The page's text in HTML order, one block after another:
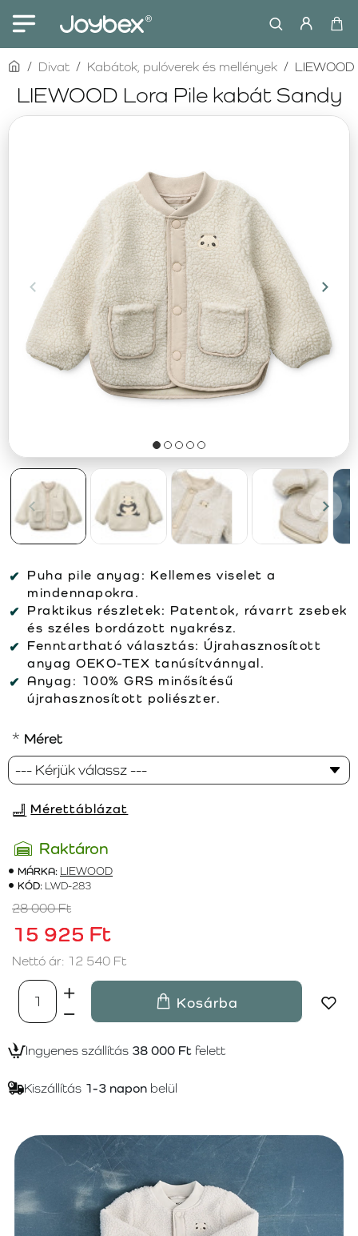
LIEWOOD Lora Pile kabát Sandy
homeDivat Kabátok, pulóverek és mellények
Puha pile anyag: Kellemes viselet a
mindennapokra.
Praktikus részletek: Patentok, rávarrt zsebek
és széles bordázott nyakrész.
Fenntartható választás: Újrahasznosított
anyag OEKO-TEX tanúsítvánnyal.
Anyag: 100% GRS minősítésű
újrahasznosított poliészter.
Raktáron
MÁRKA: LIEWOOD
KÓD: LWD-283
15 925 Ft
28 000 Ft
Nettó ár: 12 540 Ft
Méret
Kosárba
Mérettáblázat
Ingyenes szállítás 38 000 Ft felett
Kiszállítás 1-3 napon belül